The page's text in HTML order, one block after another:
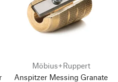
Möbius+Ruppert
Anspitzer Messing Granate